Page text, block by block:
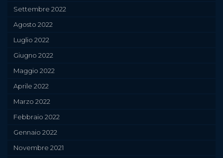
Settembre 2022
Agosto 2022
Luglio 2022
Giugno 2022
Maggio 2022
Aprile 2022
Marzo 2022
Febbraio 2022
Gennaio 2022
Novembre 2021